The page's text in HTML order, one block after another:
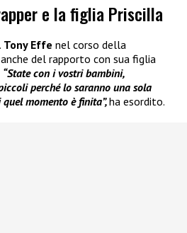
e la figlia Priscilla
. Tony Effe nel corso della
del rapporto con sua figlia
“State con i vostri bambini,
perché lo saranno una sola
momento è finita”,ha esordito.